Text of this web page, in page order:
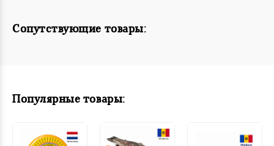
Сопутствующие товары:
Популярные товары: